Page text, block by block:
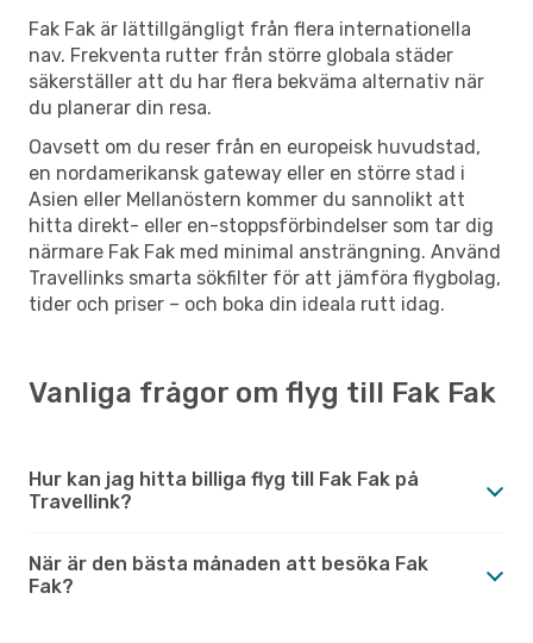
Fak Fak är lättillgängligt från flera internationella
nav. Frekventa rutter från större globala städer
säkerställer att du har flera bekväma alternativ när
du planerar din resa.
Oavsett om du reser från en europeisk huvudstad,
en nordamerikansk gateway eller en större stad i
Asien eller Mellanöstern kommer du sannolikt att
hitta direkt- eller en-stoppsförbindelser som tar dig
närmare Fak Fak med minimal ansträngning. Använd
Travellinks smarta sökfilter för att jämföra flygbolag,
tider och priser – och boka din ideala rutt idag.
Vanliga frågor om flyg till Fak Fak
Hur kan jag hitta billiga flyg till Fak Fak på
Travellink?
När är den bästa månaden att besöka Fak
Fak?